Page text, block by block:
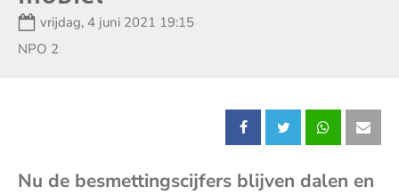
Datum:
vrijdag, 4 juni 2021 19:15
Zender:
NPO 2
Deel
dit
Deel
dit
Deel
dit dit
Nu de besmettingscijfers blijven dalen en